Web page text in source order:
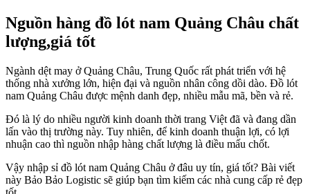
Nguồn hàng đồ lót nam Quảng Châu chất
lượng,giá tốt
Ngành dệt may ở Quảng Châu, Trung Quốc rất phát triển với hệ
thống nhà xưởng lớn, hiện đại và nguồn nhân công dồi dào. Đồ lót
nam Quảng Châu được mệnh danh đẹp, nhiều mẫu mã, bền và rẻ.
Đó là lý do nhiều người kinh doanh thời trang Việt đã và đang dần
lấn vào thị trường này. Tuy nhiên, để kinh doanh thuận lợi, có lợi
nhuận cao thì nguồn nhập hàng chất lượng là điều mấu chốt.
Vậy nhập sỉ đồ lót nam Quảng Châu ở đâu uy tín, giá tốt? Bài viết
này Bảo Bảo Logistic sẽ giúp bạn tìm kiếm các nhà cung cấp rẻ đẹp